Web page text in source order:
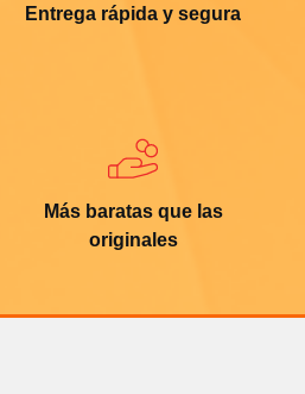
Entrega rápida y segura
Más baratas que las
originales